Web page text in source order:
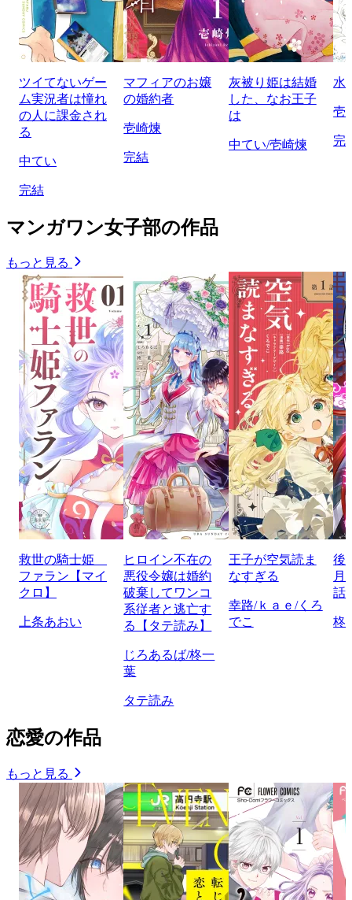
ツイてないゲー
ム実況者は憧れ
の人に課金され
る
中てい
完結
マフィアのお嬢
の婚約者
壱崎煉
完結
灰被り姫は結婚
した、なお王子
は
中てい/壱崎煉
水
壱
完
マンガワン女子部の作品
もっと見る
救世の騎士姫
ファラン【マイ
クロ】
上条あおい
ヒロイン不在の
悪役令嬢は婚約
破棄してワンコ
系従者と逃亡す
る【タテ読み】
じろあるば/柊一
葉
タテ読み
王子が空気読ま
なすぎる
幸路/ｋａｅ/くろ
でこ
後
月
話
柊
恋愛の作品
もっと見る